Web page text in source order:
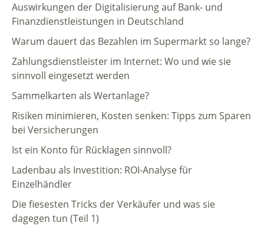
Auswirkungen der Digitalisierung auf Bank- und
Finanzdienstleistungen in Deutschland
Warum dauert das Bezahlen im Supermarkt so lange?
Zahlungsdienstleister im Internet: Wo und wie sie
sinnvoll eingesetzt werden
Sammelkarten als Wertanlage?
Risiken minimieren, Kosten senken: Tipps zum Sparen
bei Versicherungen
Ist ein Konto für Rücklagen sinnvoll?
Ladenbau als Investition: ROI-Analyse für
Einzelhändler
Die fiesesten Tricks der Verkäufer und was sie
dagegen tun (Teil 1)